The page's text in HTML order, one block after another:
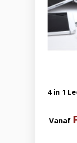
4 in 1
Vanaf